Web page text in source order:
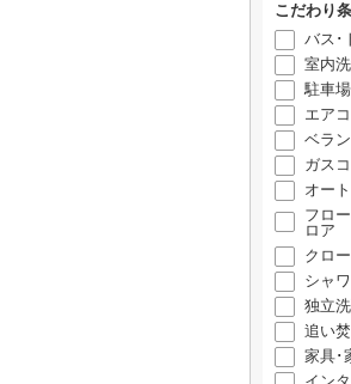
こだわり
バス･
室内
駐車
エア
ベラ
ガス
オー
フロ
ロア
クロ
シャ
独立
追い
家具･